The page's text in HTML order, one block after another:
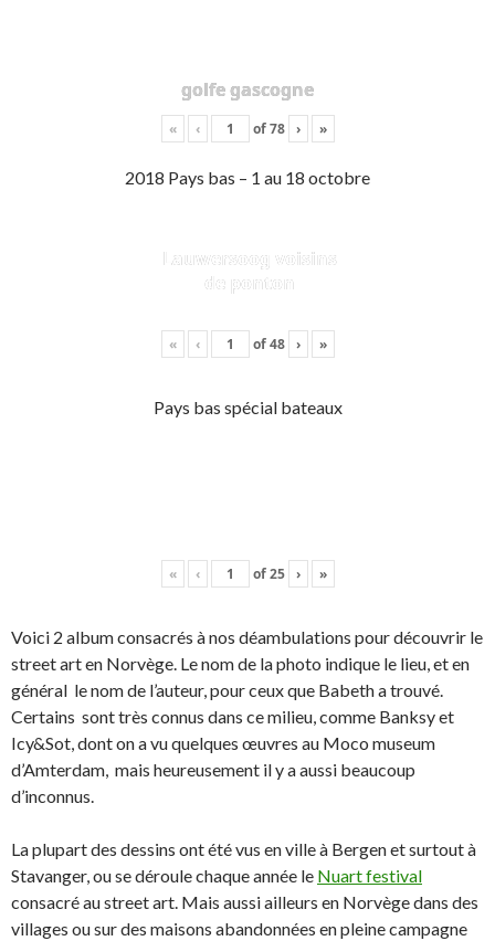
golfe gascogne
« ‹ of78 › »
2018 Pays bas – 1 au 18 octobre
Lauwersoog voisins
de ponton
« ‹ of48 › »
Pays bas spécial bateaux
« ‹ of25 › »
Voici 2 album consacrés à nos déambulations pour découvrir le
street art en Norvège. Le nom de la photo indique le lieu, et en
général le nom de l’auteur, pour ceux que Babeth a trouvé.
Certains sont très connus dans ce milieu, comme Banksy et
Icy&Sot, dont on a vu quelques œuvres au Moco museum
d’Amterdam, mais heureusement il y a aussi beaucoup
d’inconnus.
La plupart des dessins ont été vus en ville à Bergen et surtout à
Stavanger, ou se déroule chaque année le Nuart festival
consacré au street art. Mais aussi ailleurs en Norvège dans des
villages ou sur des maisons abandonnées en pleine campagne